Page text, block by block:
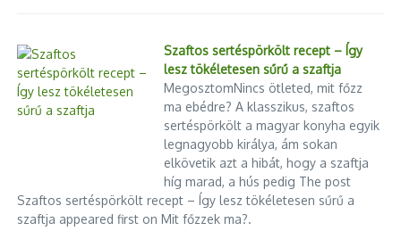
Előző
Pataky Attila és Ruzsa
Magdi is a díjazottak között
Következő
Temetkezési körkép
Szaftos sertéspörkölt recept – Így
lesz tökéletesen sűrű a szaftja
MegosztomNincs ötleted, mit főzz
ma ebédre? A klasszikus, szaftos
sertéspörkölt a magyar konyha egyik
legnagyobb királya, ám sokan
elkövetik azt a hibát, hogy a szaftja
híg marad, a hús pedig The post
Szaftos sertéspörkölt recept – Így lesz tökéletesen sűrű a
szaftja appeared first on Mit főzzek ma?.